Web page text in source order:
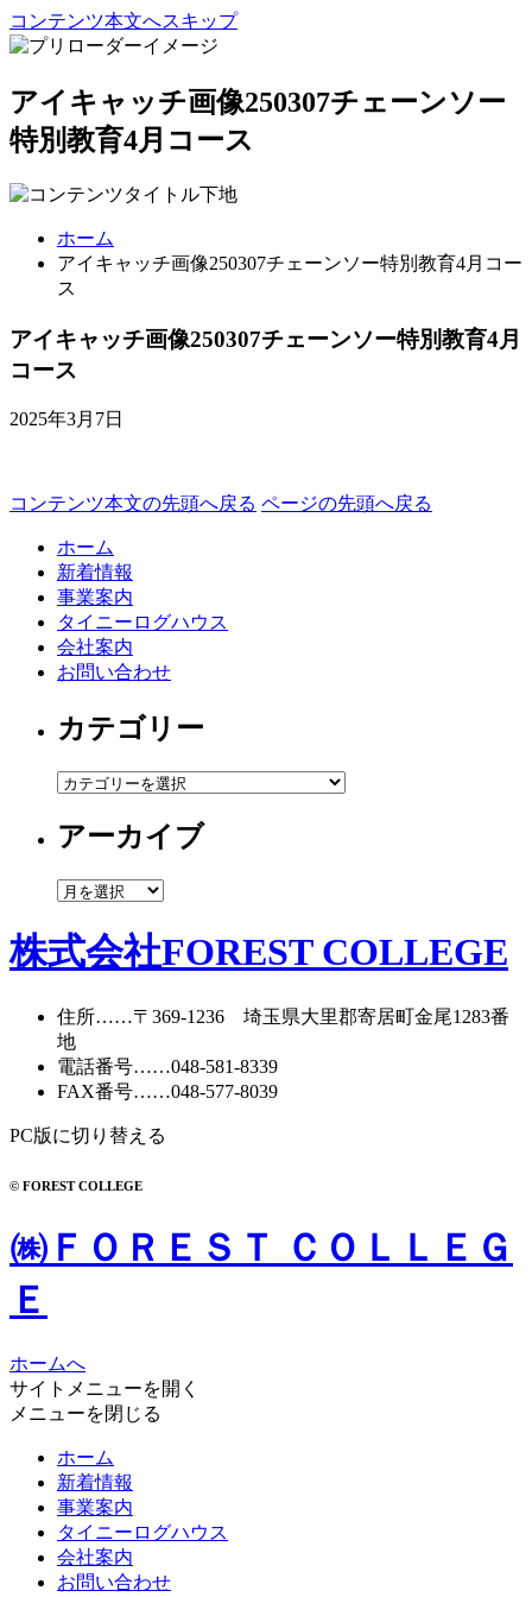
コンテンツ本文へスキップ
アイキャッチ画像250307チェーンソー
特別教育4月コース
ホーム
アイキャッチ画像250307チェーンソー特別教育4月コー
ス
アイキャッチ画像250307チェーンソー特別教育4月
コース
2025年3月7日
コンテンツ本文の先頭へ戻る ページの先頭へ戻る
ホーム
新着情報
事業案内
タイニーログハウス
会社案内
お問い合わせ
カテゴリー
カ
ゴ
ー
アーカイブ
ア
カ
イ
株式会社FOREST COLLEGE
住所……〒369-1236 埼玉県大里郡寄居町金尾1283番
地
電話番号……048-581-8339
FAX番号……048-577-8039
PC版に切り替える
© FOREST COLLEGE
㈱ＦＯＲＥＳＴ ＣＯＬＬＥＧ
Ｅ
ホームへ
サイトメニューを開く
メニューを閉じる
ホーム
新着情報
事業案内
タイニーログハウス
会社案内
お問い合わせ